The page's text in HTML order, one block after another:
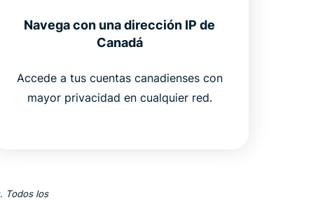
Navega con una dirección IP de
Canadá
Accede a tus cuentas canadienses con
mayor privacidad en cualquier red.
Todos los